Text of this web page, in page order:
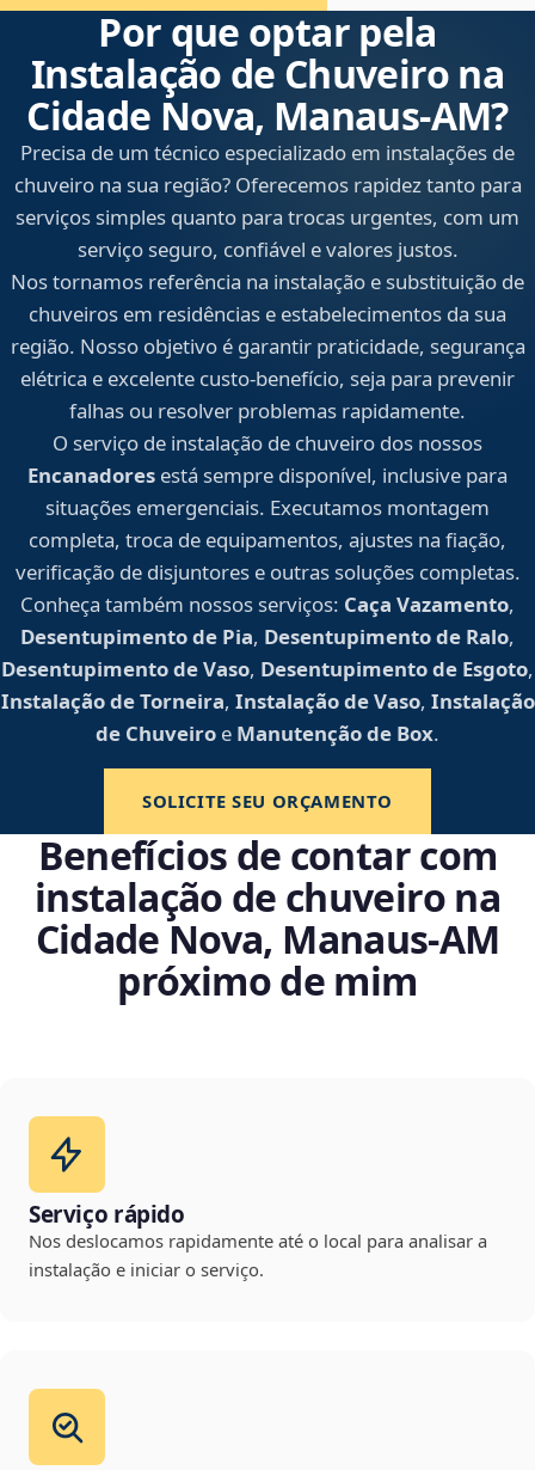
Por que optar pela
Instalação de Chuveiro na
Cidade Nova, Manaus‑AM?
Precisa de um técnico especializado em instalações de
chuveiro na sua região? Oferecemos rapidez tanto para
serviços simples quanto para trocas urgentes, com um
serviço seguro, confiável e valores justos.
Nos tornamos referência na instalação e substituição de
chuveiros em residências e estabelecimentos da sua
região. Nosso objetivo é garantir praticidade, segurança
elétrica e excelente custo-benefício, seja para prevenir
falhas ou resolver problemas rapidamente.
O serviço de instalação de chuveiro dos nossos
Encanadores está sempre disponível, inclusive para
situações emergenciais. Executamos montagem
completa, troca de equipamentos, ajustes na fiação,
verificação de disjuntores e outras soluções completas.
Conheça também nossos serviços: Caça Vazamento,
Desentupimento de Pia, Desentupimento de Ralo,
Desentupimento de Vaso, Desentupimento de Esgoto,
Instalação de Torneira, Instalação de Vaso, Instalação
de Chuveiro e Manutenção de Box.
SOLICITE SEU ORÇAMENTO
Benefícios de contar com
instalação de chuveiro na
Cidade Nova, Manaus‑AM
próximo de mim
Serviço rápido
Nos deslocamos rapidamente até o local para analisar a
instalação e iniciar o serviço.